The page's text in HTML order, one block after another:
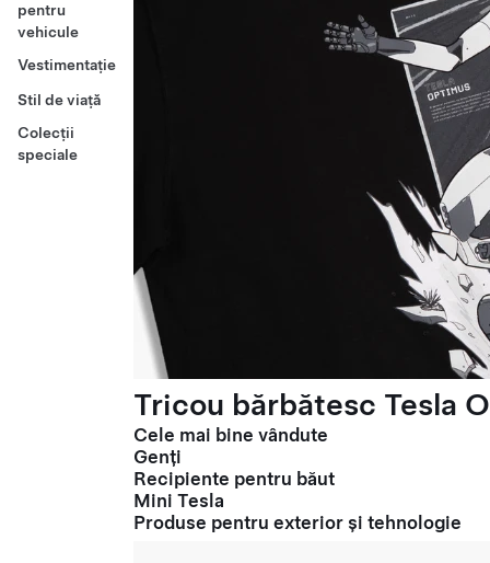
pentru
vehicule
Vestimentație
Stil de viață
Colecții
speciale
Tricou bărbătesc Tesla
Cele mai bine vândute
Genți
Recipiente pentru băut
Mini Tesla
Produse pentru exterior și tehnologie